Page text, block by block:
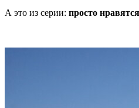
А это из серии: просто нравятся